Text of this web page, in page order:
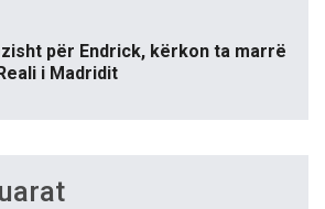
për Endrick, kërkon ta marrë
i Madridit